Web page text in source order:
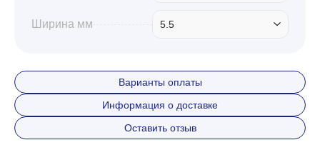
Ширина мм 5.5
Варианты оплаты
Информация о доставке
Оставить отзыв